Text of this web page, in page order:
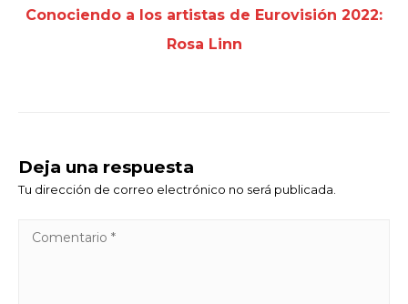
Conociendo a los artistas de Eurovisión 2022:
Rosa Linn
Deja una respuesta
Tu dirección de correo electrónico no será publicada.